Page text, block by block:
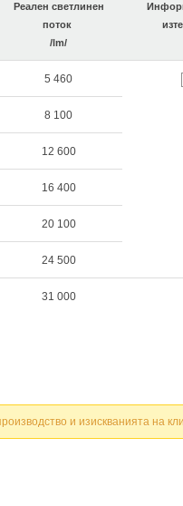
Реален светлинен
поток
/lm/
5 460
8 100
12 600
16 400
20 100
24 500
31 000
и изискванията на